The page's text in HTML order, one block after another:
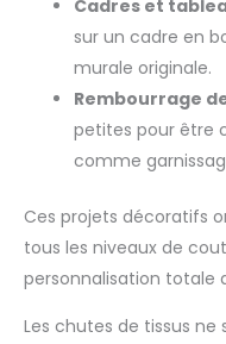
Cadres et
sur un cadre en
murale originale.
Rembourrage
petites pour être
comme
Ces projets décoratifs
tous les niveaux de
personnalisation totale
Les chutes de tissus